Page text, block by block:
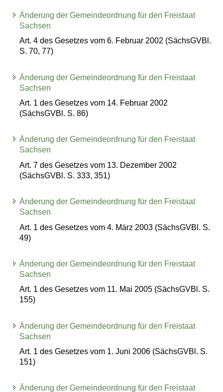
Änderung der Gemeindeordnung für den Freistaat
Sachsen
Art. 4 des Gesetzes vom 6. Februar 2002 (SächsGVBl.
S. 70, 77)
Änderung der Gemeindeordnung für den Freistaat
Sachsen
Art. 1 des Gesetzes vom 14. Februar 2002
(SächsGVBl. S. 86)
Änderung der Gemeindeordnung für den Freistaat
Sachsen
Art. 7 des Gesetzes vom 13. Dezember 2002
(SächsGVBl. S. 333, 351)
Änderung der Gemeindeordnung für den Freistaat
Sachsen
Art. 1 des Gesetzes vom 4. März 2003 (SächsGVBl. S.
49)
Änderung der Gemeindeordnung für den Freistaat
Sachsen
Art. 1 des Gesetzes vom 11. Mai 2005 (SächsGVBl. S.
155)
Änderung der Gemeindeordnung für den Freistaat
Sachsen
Art. 1 des Gesetzes vom 1. Juni 2006 (SächsGVBl. S.
151)
Änderung der Gemeindeordnung für den Freistaat